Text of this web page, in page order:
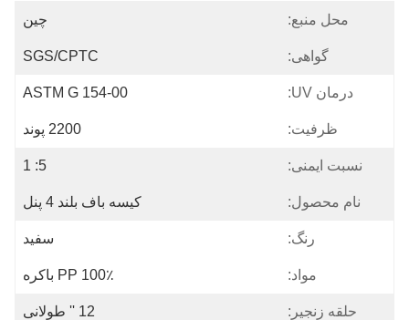
محل منبع: چين
گواهی: SGS/CPTC
درمان UV: ASTM G 154-00
ظرفیت: 2200 پوند
نسبت ایمنی: 5: 1
نام محصول: کیسه باف بلند 4 پنل
رنگ: سفید
مواد: 100٪ PP باکره
حلقه زنجیر: 12 '' طولانی